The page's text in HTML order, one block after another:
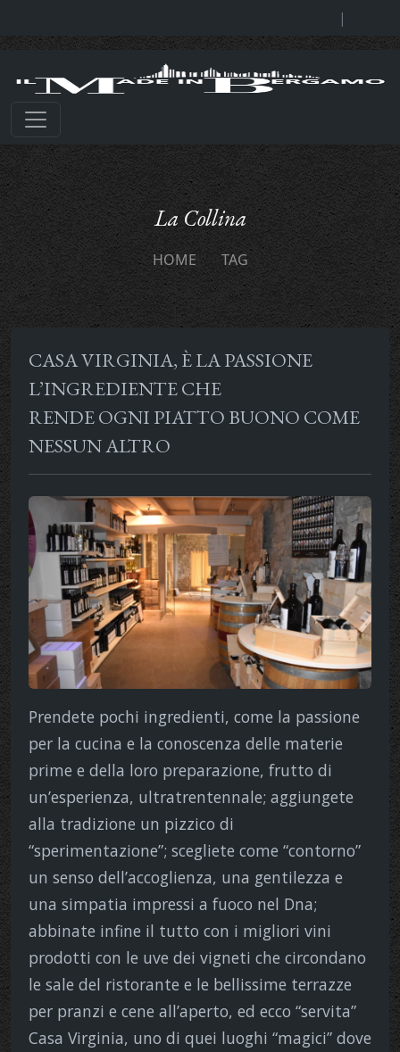
|
La Collina
HOME TAG
CASA VIRGINIA, È LA PASSIONE
L’INGREDIENTE CHE
RENDE OGNI PIATTO BUONO COME
NESSUN ALTRO
Prendete pochi ingredienti, come la passione
per la cucina e la conoscenza delle materie
prime e della loro preparazione, frutto di
un’esperienza, ultratrentennale; aggiungete
alla tradizione un pizzico di
“sperimentazione”; scegliete come “contorno”
un senso dell’accoglienza, una gentilezza e
una simpatia impressi a fuoco nel Dna;
abbinate infine il tutto con i migliori vini
prodotti con le uve dei vigneti che circondano
le sale del ristorante e le bellissime terrazze
per pranzi e cene all’aperto, ed ecco “servita”
Casa Virginia, uno di quei luoghi “magici” dove